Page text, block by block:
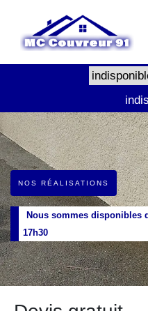
NOS RÉALISATIONS
Nous sommes disponibles
17h30